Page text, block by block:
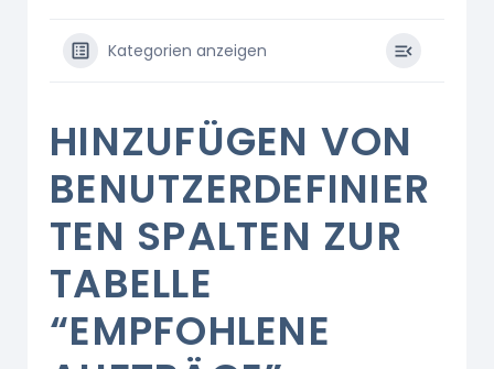
Kategorien anzeigen
HINZUFÜGEN VON
BENUTZERDEFINIER
TEN SPALTEN ZUR
TABELLE
“EMPFOHLENE